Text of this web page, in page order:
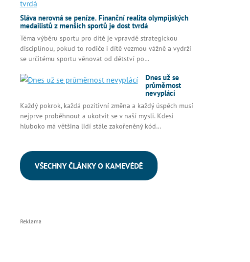
Sláva nerovná se peníze. Finanční realita olympijských
medailistů z menších sportů je dost tvrdá
Téma výběru sportu pro dítě je vpravdě strategickou
disciplínou, pokud to rodiče i dítě vezmou vážně a vydrží
se určitému sportu věnovat od dětství po…
Dnes už se
průměrnost
nevyplácí
Každý pokrok, každá pozitivní změna a každý úspěch musí
nejprve proběhnout a ukotvit se v naší mysli. Kdesi
hluboko má většina lidí stále zakořeněný kód…
VŠECHNY ČLÁNKY O KAMEVÉDĚ
Reklama